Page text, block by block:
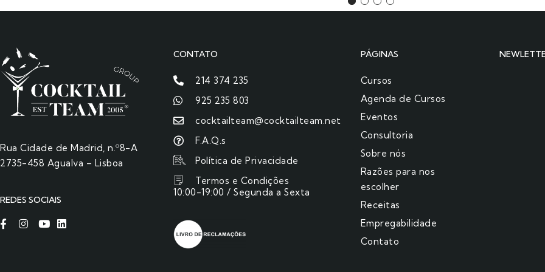
Rua Cidade de Madrid, n.º8-A
2735-458 Agualva – Lisboa
REDES SOCIAIS
CONTATO
214 374 235
925 235 803
cocktailteam@cocktailteam.net
F.A.Q.s
Política de Privacidade
Termos e Condições
10:00-19:00 / Segunda a Sexta
PÁGINAS
Cursos
Agenda de Cursos
Eventos
Consultoria
Sobre nós
Razões para nos
escolher​
Receitas
Empregabilidade
Contato